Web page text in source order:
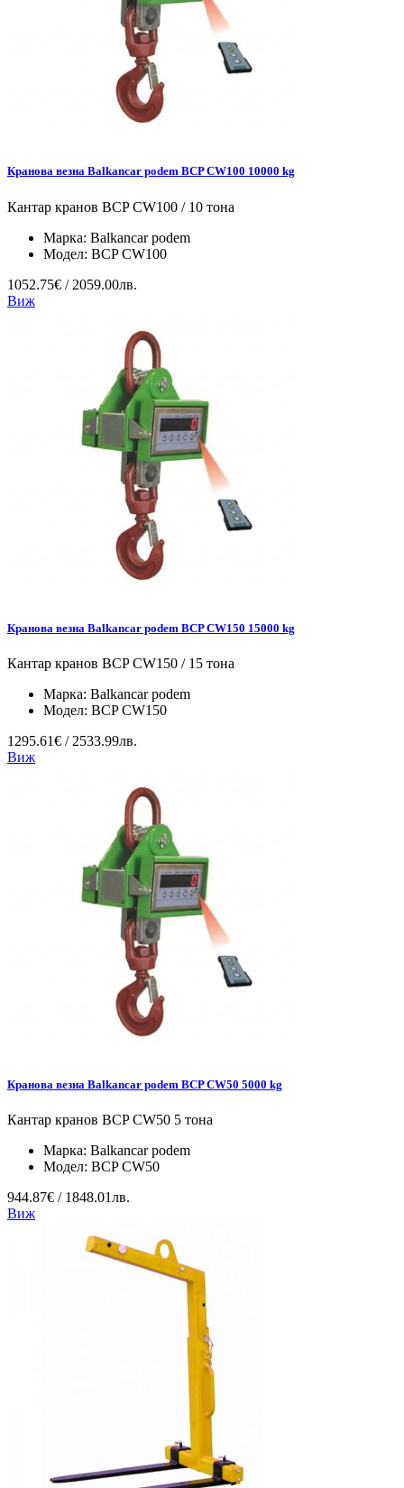
Кранова везна Balkancar podem BCP CW100 10000 kg
Кантар кранов BCP CW100 / 10 тона
Марка: Balkancar podem
Модел: BCP CW100
1052.75€ / 2059.00лв.
Виж
Кранова везна Balkancar podem BCP CW150 15000 kg
Кантар кранов BCP CW150 / 15 тона
Марка: Balkancar podem
Модел: BCP CW150
1295.61€ / 2533.99лв.
Виж
Кранова везна Balkancar podem BCP CW50 5000 kg
Кантар кранов BCP CW50 5 тона
Марка: Balkancar podem
Модел: BCP CW50
944.87€ / 1848.01лв.
Виж